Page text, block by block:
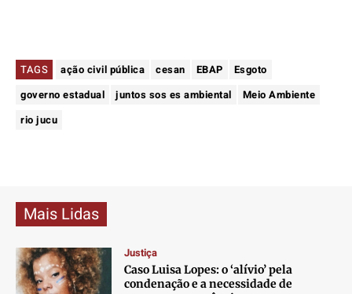
TAGS ação civil pública cesan EBAP
Esgoto
governo estadual
juntos sos es ambiental
Meio Ambiente
rio jucu
Mais Lidas
Justiça
Caso Luisa Lopes: o ‘alívio’ pela
condenação e a necessidade de